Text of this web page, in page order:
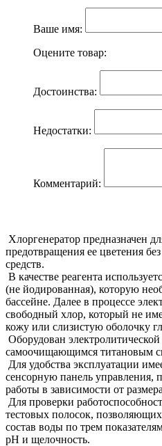
Ваше имя:
Оцените товар:
Достоинства:
Недостатки:
Комментарий:
Хлоргенератор предназначен
предотвращения ее цветения
средств.
В качестве реагента
(не йодированная), которую
бассейне. Далее в процессе
свободный хлор, который не
кожу или слизистую оболочку
Оборудован
самоочищающимся титановым
Для удобства эксплуатации
сенсорную панель управления,
работы в зависимости от
Для проверки
тестовых полосок,
состав воды по трем
pH и щелочность.